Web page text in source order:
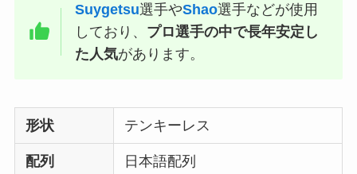
Suygetsu選手やShao選手などが使用
しており、 プロ選手の中で長年安定し
た人気があります。
形状 テンキーレス
配列 日本語配列